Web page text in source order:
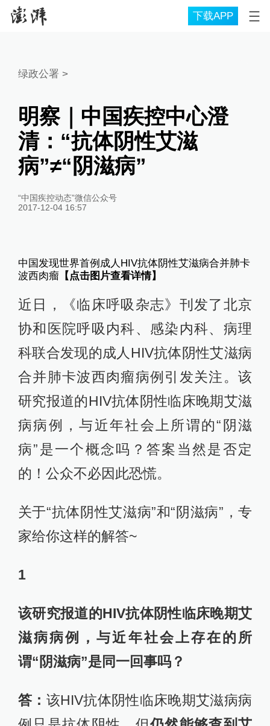
下载APP
绿政公署 >
明察｜中国疾控中心澄
清：“抗体阴性艾滋
病”≠“阴滋病”
“中国疾控动态”微信公众号
2017-12-04 16:57
中国发现世界首例成人HIV抗体阴性艾滋病合并肺卡
波西肉瘤 【点击图片查看详情】
近日，《临床呼吸杂志》刊发了北京
协和医院呼吸内科、感染内科、病理
科联合发现的成人HIV抗体阴性艾滋病
合并肺卡波西肉瘤病例引发关注。该
研究报道的HIV抗体阴性临床晚期艾滋
病病例，与近年社会上所谓的“阴滋
病”是一个概念吗？答案当然是否定
的！公众不必因此恐慌。
关于“抗体阴性艾滋病”和“阴滋病”，专
家给你这样的解答~
1
该研究报道的HIV抗体阴性临床晚期艾
滋病病例，与近年社会上存在的所
谓“阴滋病”是同一回事吗？
答： 该HIV抗体阴性临床晚期艾滋病病